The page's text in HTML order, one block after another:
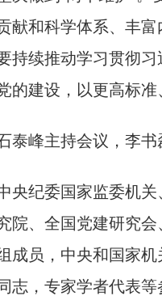
献和科学体系、丰
持续推动学习贯彻
的建设，以更高标准
峰主持会议，李书
纪委国家监委机关
院、全国党建研究
成员，中央和国家
志，专家学者代表等